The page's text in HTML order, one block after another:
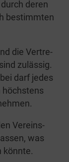
deren
bestimm­ten
die Ver­tre­
zuläs­sig.
darf jedes
höchs­tens
Ver­eins­
was
könnte.